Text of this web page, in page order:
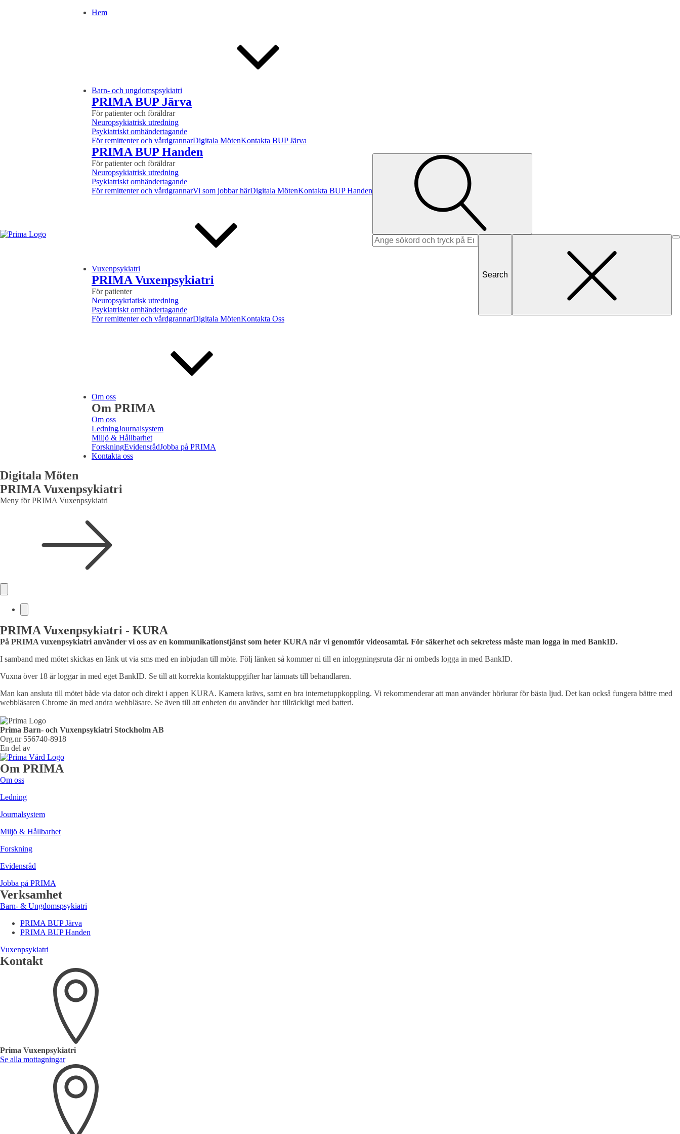
Hem
Barn- och ungdomspsykiatri
PRIMA BUP Järva
För patienter och föräldrar
Neuropsykiatrisk utredning
Psykiatriskt omhändertagande
För remittenter och vårdgrannarDigitala MötenKontakta BUP Järva
PRIMA BUP Handen
För patienter och föräldrar
Neuropsykiatrisk utredning
Psykiatriskt omhändertagande
För remittenter och vårdgrannarVi som jobbar härDigitala MötenKontakta BUP Handen
Vuxenpsykiatri
PRIMA Vuxenpsykiatri
För patienter
Neuropsykriatisk utredning
Psykiatriskt omhändertagande
För remittenter och vårdgrannarDigitala MötenKontakta Oss
Om oss
Om PRIMA
Om oss
LedningJournalsystem
Miljö & Hållbarhet
ForskningEvidensrådJobba på PRIMA
Kontakta oss
Search
for
Digitala Möten
PRIMA Vuxenpsykiatri
Meny för PRIMA Vuxenpsykiatri
PRIMA Vuxenpsykiatri - KURA
På PRIMA vuxenpsykiatri använder vi oss av en kommunikationstjänst som heter KURA när vi genomför videosamtal. För säkerhet och sekretess måste man logga in med BankID.
I samband med mötet skickas en länk ut via sms med en inbjudan till möte. Följ länken så kommer ni till en inloggningsruta där ni ombeds logga in med BankID.
Vuxna över 18 år loggar in med eget BankID. Se till att korrekta kontaktuppgifter har lämnats till behandlaren.
Man kan ansluta till mötet både via dator och direkt i appen KURA. Kamera krävs, samt en bra internetuppkoppling. Vi rekommenderar att man använder hörlurar för bästa ljud. Det kan också fungera bättre med
webbläsaren Chrome än med andra webbläsare. Se även till att enheten du använder har tillräckligt med batteri.
Prima Barn- och Vuxenpsykiatri Stockholm AB
Org.nr 556740-8918
En del av
Om PRIMA
Om oss
Ledning
Journalsystem
Miljö & Hållbarhet
Forskning
Evidensråd
Jobba på PRIMA
Verksamhet
Barn- & Ungdomspsykiatri
PRIMA BUP Järva
PRIMA BUP Handen
Vuxenpsykiatri
Kontakt
Prima Vuxenpsykiatri
Se alla mottagningar